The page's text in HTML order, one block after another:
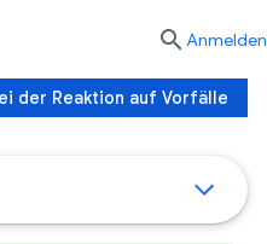
 Anmelden
der Reaktion auf Vorfälle